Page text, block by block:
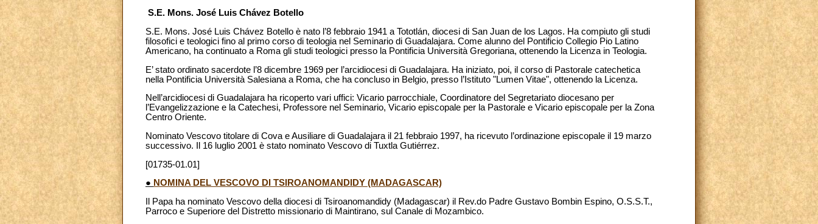
S.E. Mons. José Luis Chávez Botello
S.E. Mons. José Luis Chávez Botello è nato l’8 febbraio 1941 a Tototlán, diocesi di San Juan de los Lagos. Ha compiuto gli studi
filosofici e teologici fino al primo corso di teologia nel Seminario di Guadalajara. Come alunno del Pontificio Collegio Pio Latino
Americano, ha continuato a Roma gli studi teologici presso la Pontificia Università Gregoriana, ottenendo la Licenza in Teologia.
E’ stato ordinato sacerdote l’8 dicembre 1969 per l’arcidiocesi di Guadalajara. Ha iniziato, poi, il corso di Pastorale catechetica
nella Pontificia Università Salesiana a Roma, che ha concluso in Belgio, presso l’Istituto "Lumen Vitae", ottenendo la Licenza.
Nell’arcidiocesi di Guadalajara ha ricoperto vari uffici: Vicario parrocchiale, Coordinatore del Segretariato diocesano per
l’Evangelizzazione e la Catechesi, Professore nel Seminario, Vicario episcopale per la Pastorale e Vicario episcopale per la Zona
Centro Oriente.
Nominato Vescovo titolare di Cova e Ausiliare di Guadalajara il 21 febbraio 1997, ha ricevuto l’ordinazione episcopale il 19 marzo
successivo. Il 16 luglio 2001 è stato nominato Vescovo di Tuxtla Gutiérrez.
[01735-01.01]
● NOMINA DEL VESCOVO DI TSIROANOMANDIDY (MADAGASCAR)
Il Papa ha nominato Vescovo della diocesi di Tsiroanomandidy (Madagascar) il Rev.do Padre Gustavo Bombin Espino, O.S.S.T.,
Parroco e Superiore del Distretto missionario di Maintirano, sul Canale di Mozambico.